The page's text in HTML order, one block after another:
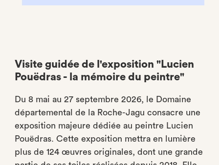
Visite guidée de l'exposition "Lucien
Pouëdras - la mémoire du peintre"
Du 8 mai au 27 septembre 2026, le Domaine
départemental de la Roche-Jagu consacre une
exposition majeure dédiée au peintre Lucien
Pouëdras. Cette exposition mettra en lumière
plus de 124 œuvres originales, dont une grande